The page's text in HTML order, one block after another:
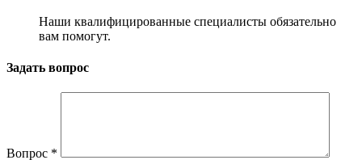
Наши квалифицированные специалисты обязательно
вам помогут.
Задать вопрос
Вопрос *